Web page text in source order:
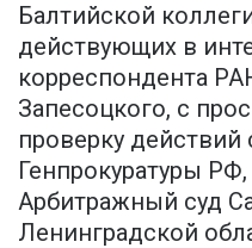
Балтийской
действующих в
корреспондента
Запесоцкого, с
проверку действий
Генпрокуратуры
Арбитражный суд
Ленинградской